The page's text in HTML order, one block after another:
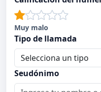
Muy malo
Tipo de llamada
Seudónimo